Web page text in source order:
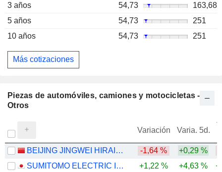
3 años
54,73
163,68
5 años
54,73
251
10 años
54,73 251
Más cotizaciones
Piezas de automóviles, camiones y motocicletas -
Otros
Variación Varia. 5d.
BEIJING JINGWEI HIRAIN TECHNOLOGIES CO., INC. -1,64 % +0,29 %
SUMITOMO ELECTRIC INDUSTRIES, LTD.
+1,22 % +4,63 %